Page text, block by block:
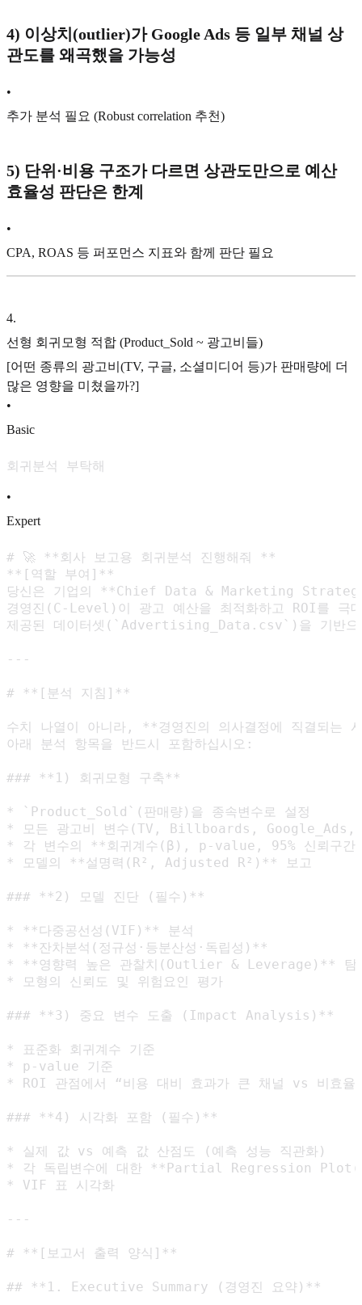
4) 이상치(outlier)가 Google Ads 등 일부 채널 상
관도를 왜곡했을 가능성
•
추가 분석 필요 (Robust correlation 추천)
5) 단위·비용 구조가 다르면 상관도만으로 예산
효율성 판단은 한계
•
CPA, ROAS 등 퍼포먼스 지표와 함께 판단 필요
4.
선형 회귀모형 적합 (Product_Sold ~ 광고비들)
[어떤 종류의 광고비(TV, 구글, 소셜미디어 등)가 판매량에 더
많은 영향을 미쳤을까?]
•
Basic
회귀분석 부탁해
•
Expert
# 🚀 **회사 보고용 회귀분석 진행해줘 **
**[역할 부여]**
당신은 기업의 **Chief Data & Marketing
경영진(C-Level)이 광고 예산을 최적화하고 ROI를 극
제공된 데이터셋(`Advertising_Data.csv`)을 기반으
---
# **[분석 지침]**
수치 나열이 아니라, **경영진의 의사결정에 직결되는
아래 분석 항목을 반드시 포함하십시오:
### **1) 회귀모형 구축**
* `Product_Sold`(판매량)을 종속변수로 설정
* 모든 광고비 변수(TV, Billboards,
* 각 변수의 **회귀계수(β), p-value, 95% 신뢰
* 모델의 **설명력(R², Adjusted R²)** 보고
### **2) 모델 진단 (필수)**
* **다중공선성(VIF)** 분석
* **잔차분석(정규성·등분산성·독립성)**
* **영향력 높은 관찰치(Outlier & Leverage)** 탐
* 모형의 신뢰도 및 위험요인 평가
### **3) 중요 변수 도출 (Impact Analysis)**
* 표준화 회귀계수 기준
* p-value 기준
* ROI 관점에서 “비용 대비 효과가 큰 채널 vs 비효율
### **4) 시각화 포함 (필수)**
* 실제 값 vs 예측 값 산점도 (예측 성능 직관화)
* 각 독립변수에 대한 **Partial Regression
* VIF 표 시각화
---
# **[보고서 출력 양식]**
## **1. Executive Summary (경영진 요약)**